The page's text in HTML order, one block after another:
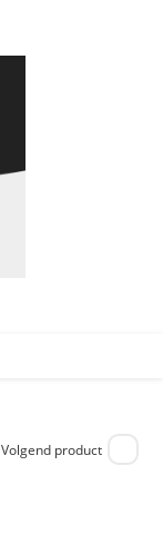
Volgend product